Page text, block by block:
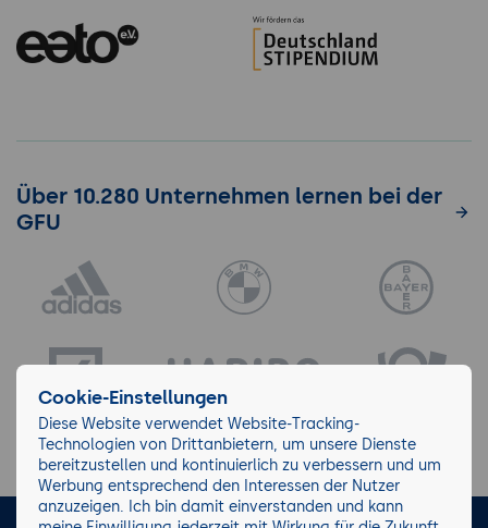
Über 10.280 Unternehmen lernen bei der
GFU
Cookie-Einstellungen
Diese Website verwendet Website-Tracking-
Technologien von Drittanbietern, um unsere Dienste
bereitzustellen und kontinuierlich zu verbessern und um
Werbung entsprechend den Interessen der Nutzer
anzuzeigen. Ich bin damit einverstanden und kann